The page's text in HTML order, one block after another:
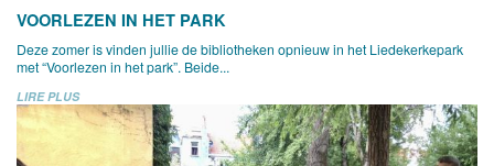
VOORLEZEN IN HET PARK
Deze zomer is vinden jullie de bibliotheken opnieuw in het Liedekerkepark
met “Voorlezen in het park”. Beide...
LIRE PLUS